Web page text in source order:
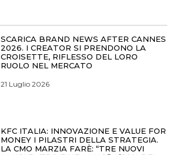
SCARICA BRAND NEWS AFTER CANNES
2026. I CREATOR SI PRENDONO LA
CROISETTE, RIFLESSO DEL LORO
RUOLO NEL MERCATO
21 Luglio 2026
KFC ITALIA: INNOVAZIONE E VALUE FOR
MONEY I PILASTRI DELLA STRATEGIA.
LA CMO MARZIA FARÈ: “TRE NUOVI